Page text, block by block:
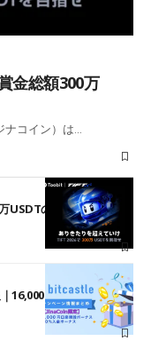
金総額300万
ナコイン）は…
のレースとして復
16,000円口座開設ボーナ